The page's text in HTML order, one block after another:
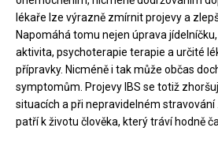
lékaře lze výrazně zmírnit projevy a
Napomáhá tomu nejen úprava
aktivita, psychoterapie terapie a určité
přípravky. Nicméně i tak může občas
symptomům. Projevy IBS se totiž
situacích a při nepravidelném
patří k životu člověka, který tráví hodně